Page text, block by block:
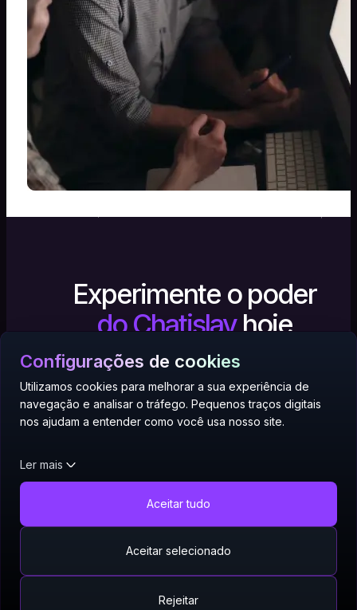
Configurações de cookies
Utilizamos cookies para melhorar a sua experiência de
navegação e analisar o tráfego. Pequenos traços digitais
nos ajudam a entender como você usa nosso site.
Ler mais
Rejeitar
Aceitar selecionado
Aceitar tudo
Experimente o poder
do Chatislavhoje
Não é necessário cartão de crédito.
Página inicial|Planos|Documentação
Política de Cookies
CHATISLAV